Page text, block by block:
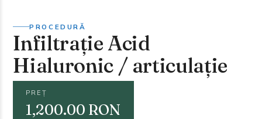
PROCEDURĂ
Infiltrație Acid
Hialuronic / articulație
PREȚ
1,200.00 RON